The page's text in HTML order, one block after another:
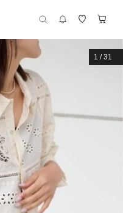
1 /31